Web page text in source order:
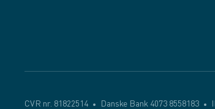
CVR nr. 81822514 Danske Bank 4073 8558183